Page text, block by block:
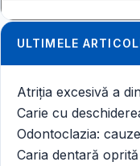
ULTIMELE
Atriția excesivă a
Carie cu
Odontoclazia:
Caria dentară